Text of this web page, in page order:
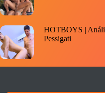
HOTBOYS |
Pessigati